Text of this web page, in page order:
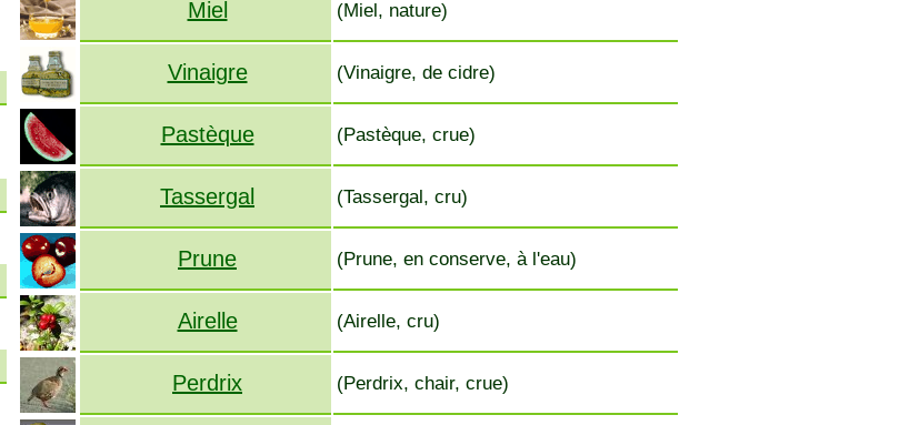
Miel (Miel, nature)
Vinaigre (Vinaigre, de cidre)
Pastèque (Pastèque, crue)
Tassergal (Tassergal, cru)
Prune (Prune, en conserve, à l'eau)
Airelle (Airelle, cru)
Perdrix (Perdrix, chair, crue)